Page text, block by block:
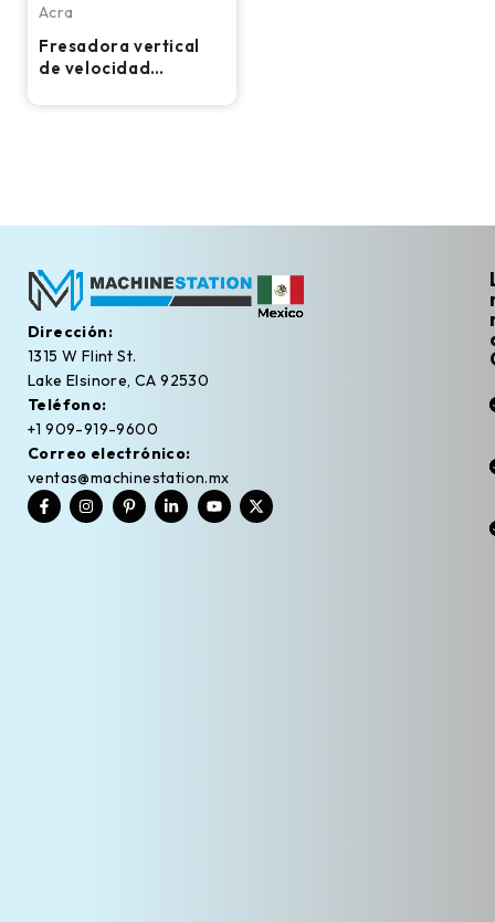
Acra
Fresadora vertical
de velocidad
Dirección:
1315 W Flint St.
Lake Elsinore, CA 92530
Teléfono:
+1 909-919-9600
Correo electrónico:
ventas@machinestation.mx